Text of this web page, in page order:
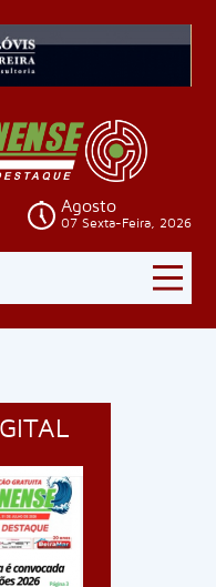
Agosto
07 Sexta-Feira, 2026